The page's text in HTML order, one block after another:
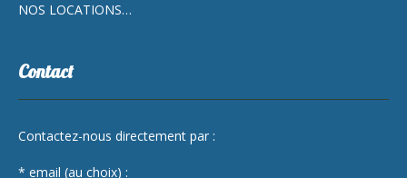
NOS LOCATIONS…
Contact
Contactez-nous directement par :
* email (au choix) :